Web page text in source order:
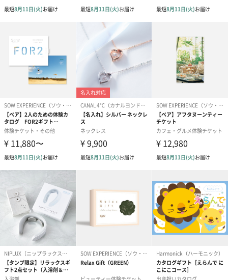
BIRTHDAY TO YOU）
（660円）
円）
スイーツ
スイーツを同梱してお届けいたします。ギフトへの＋αにおすすめ
です。
ゼリーバウム カット
（レモン＆紅茶）（432
円）
麦わらパンダバウム
（バナナ味）（540円）
3層デザート
ェ〜国産フル
り〜 3号（864
スキンケアグッズ